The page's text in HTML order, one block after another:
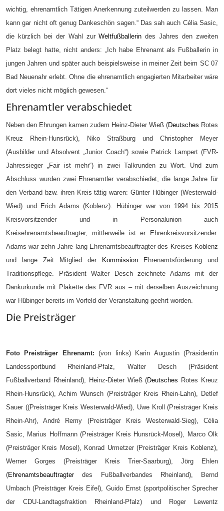
wichtig, ehrenamtlich Tätigen Anerkennung zuteilwerden zu lassen. Man
kann gar nicht oft genug Dankeschön sagen.“ Das sah auch Célia Sasic,
die kürzlich bei der Wahl zurWeltfußballerindes Jahres den zweiten
Platz belegt hatte, nicht anders: „Ich habe Ehrenamt als Fußballerin in
jungen Jahren und später auch beispielsweise in meiner Zeit beim SC 07
Bad Neuenahr erlebt. Ohne die ehrenamtlich engagierten Mitarbeiter wäre
dort vieles nicht möglich gewesen.“
Ehrenamtler verabschiedet
Neben den Ehrungen kamen zudem Heinz-Dieter Wieß (Deutsches Rotes
Kreuz Rhein-Hunsrück), Niko Straßburg und Christopher Meyer
(Ausbilder und Absolvent „Junior Coach“) sowie Patrick Lampert (FVR-
Jahressieger „Fair ist mehr“) in zwei Talkrunden zu Wort. Und zum
Abschluss wurden zwei Ehrenamtler verabschiedet, die lange Jahre für
den Verband bzw. ihren Kreis tätig waren: Günter Hübinger (Westerwald-
Wied) und Erich Adams (Koblenz). Hübinger war von 1994 bis 2015
Kreisvorsitzender und in Personalunion auch
Kreisehrenamtsbeauftragter, mittlerweile ist er Ehrenkreisvorsitzender.
Adams war zehn Jahre lang Ehrenamtsbeauftragter des Kreises Koblenz
und lange Zeit Mitglied der Kommission Ehrenamtsförderung und
Traditionspflege. Präsident Walter Desch zeichnete Adams mit der
Dankurkunde mit Plakette des FVR aus – mit derselben Auszeichnung
war Hübinger bereits im Vorfeld der Veranstaltung geehrt worden.
Die Preisträger
Foto Preisträger Ehrenamt: (von links) Karin Augustin (Präsidentin
Landessportbund Rheinland-Pfalz, Walter Desch (Präsident
Fußballverband Rheinland), Heinz-Dieter Wieß (Deutsches Rotes Kreuz
Rhein-Hunsrück), Achim Wunsch (Preisträger Kreis Rhein-Lahn), Detlef
Sauer ((Preisträger Kreis Westerwald-Wied), Uwe Kroll (Preisträger Kreis
Rhein-Ahr), André Remy (Preisträger Kreis Westerwald-Sieg), Célia
Sasic, Marius Hoffmann (Preisträger Kreis Hunsrück-Mosel), Marco Olk
(Preisträger Kreis Mosel), Konrad Urmetzer (Preisträger Kreis Koblenz),
Werner Gorges (Preisträger Kreis Trier-Saarburg), Jörg Ehlen
(Ehrenamtsbeauftragterdes Fußballverbandes Rheinland), Bernd
Umbach (Preisträger Kreis Eifel), Guido Ernst (sportpolitischer Sprecher
der CDU-Landtagsfraktion Rheinland-Pfalz) und Roger Lewentz